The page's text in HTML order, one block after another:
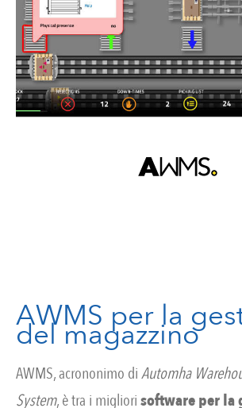
AWMS per la
del magazzino
AWMS, acrononimo diAutomha
System, è tra i migliorisoftware per la